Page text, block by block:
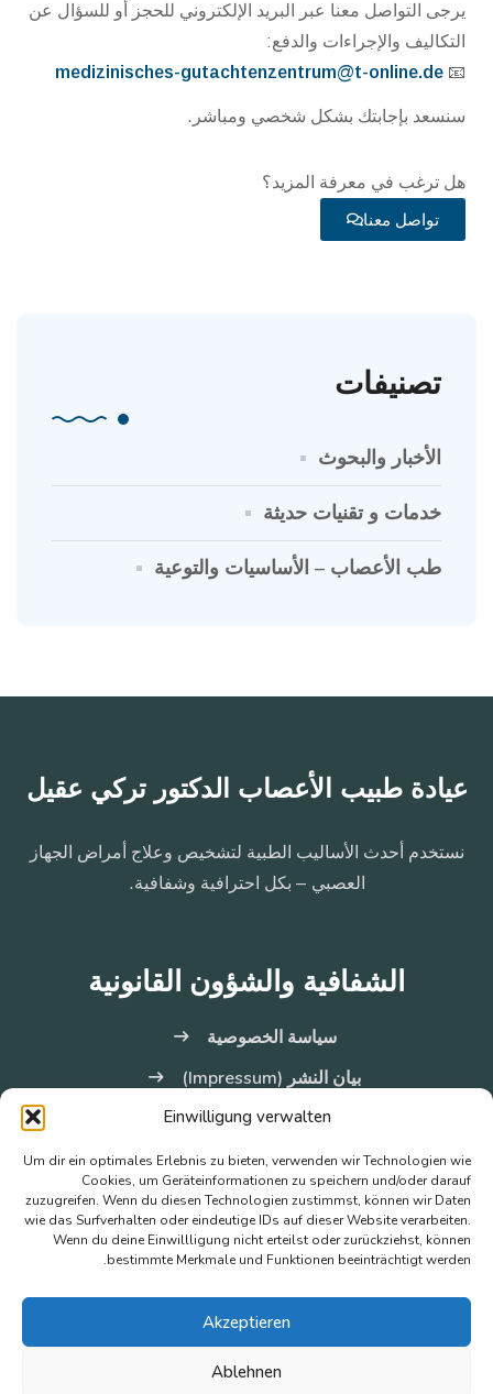
Einwilligung verwalten
Um dir ein optimales Erlebnis zu bieten, verwenden wir Technologien wie
Cookies, um Geräteinformationen zu speichern und/oder darauf
zuzugreifen. Wenn du diesen Technologien zustimmst, können wir Daten
wie das Surfverhalten oder eindeutige IDs auf dieser Website verarbeiten.
Wenn du deine Einwillligung nicht erteilst oder zurückziehst, können
bestimmte Merkmale und Funktionen beeinträchtigt werden.
Akzeptieren
Ablehnen
يرجى التواصل معنا عبر البريد الإلكتروني للحجز أو للسؤال عن
التكاليف والإجراءات والدفع:
📧
medizinisches-gutachtenzentrum@t-online.de
سنسعد بإجابتك بشكل شخصي ومباشر.
هل ترغب في معرفة المزيد؟
تواصل معنا
تصنيفات
الأخبار والبحوث
خدمات و تقنيات حديثة
طب الأعصاب – الأساسيات والتوعية
عيادة طبيب الأعصاب الدكتور تركي عقيل
نستخدم أحدث الأساليب الطبية لتشخيص وعلاج أمراض الجهاز
العصبي – بكل احترافية وشفافية.
الشفافية والشؤون القانونية
سياسة الخصوصية
بيان النشر (Impressum)
نحن هنا من أجلكم
هاتف
0049304957777 من الاثنين حتى الجمعة، من الساعة
10 ص حتى 12 ظهرًا
termin@turki-akil.de